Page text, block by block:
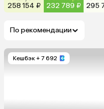
258 154 ₽
232 789 ₽
295
По рекомендации
Кешбэк + 7 692